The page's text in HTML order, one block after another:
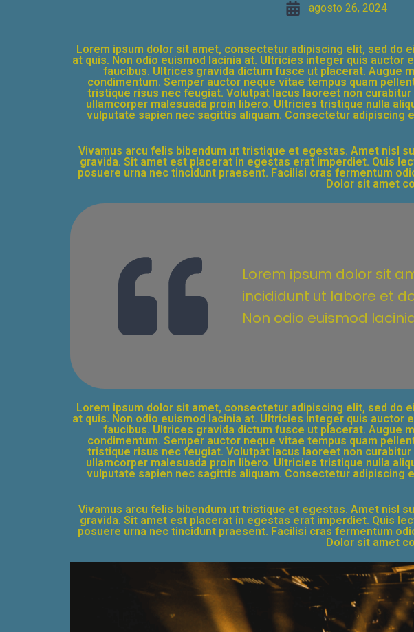
agosto 26, 2024
Lorem ipsum dolor sit amet, consectetur adipiscing elit, sed do
at quis. Non odio euismod lacinia at. Ultricies integer quis
faucibus. Ultrices gravida dictum fusce ut placerat. Augue
condimentum. Semper auctor neque vitae tempus quam
tristique risus nec feugiat. Volutpat lacus laoreet non
ullamcorper malesuada proin libero. Ultricies tristique nulla
vulputate sapien nec sagittis aliquam. Consectetur adipiscing
Vivamus arcu felis bibendum ut tristique et egestas. Amet nisl
gravida. Sit amet est placerat in egestas erat imperdiet. Quis
posuere urna nec tincidunt praesent. Facilisi cras fermentum
Dolor sit amet
Lorem ipsum dolor sit
incididunt ut labore et
Non odio euismod
Lorem ipsum dolor sit amet, consectetur adipiscing elit, sed do
at quis. Non odio euismod lacinia at. Ultricies integer quis
faucibus. Ultrices gravida dictum fusce ut placerat. Augue
condimentum. Semper auctor neque vitae tempus quam
tristique risus nec feugiat. Volutpat lacus laoreet non
ullamcorper malesuada proin libero. Ultricies tristique nulla
vulputate sapien nec sagittis aliquam. Consectetur adipiscing
Vivamus arcu felis bibendum ut tristique et egestas. Amet nisl
gravida. Sit amet est placerat in egestas erat imperdiet. Quis
posuere urna nec tincidunt praesent. Facilisi cras fermentum
Dolor sit amet